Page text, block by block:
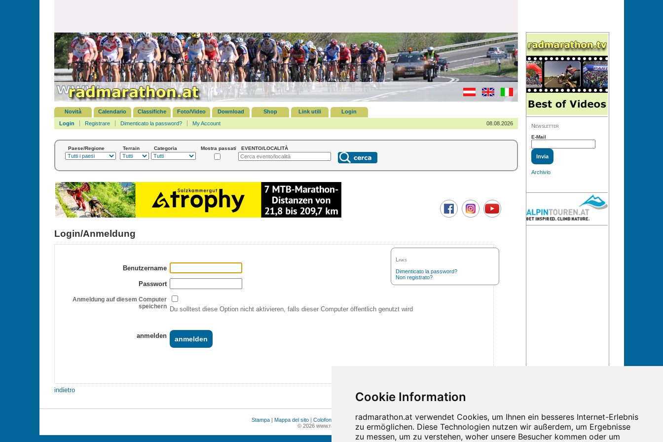
Novità Calendario Classifiche Foto/Video Download Shop Link utili
Login
Login
Registrare Dimenticato la password? My Account 08.08.2026
Paese/Regione Terrain Categoria Mostra passati EVENTO/LOCALITÀ
Login/Anmeldung
Links
Dimenticato la password?
Non registrato?
Benutzername
Passwort
Anmeldung auf diesem Computer
speichern Du solltest diese Option nicht aktivieren, falls dieser Computer öffentlich genutzt wird
anmelden
indietro
Newsletter
E-Mail
Archivio
Stampa | Mappa del sito | Colofone Privacy |Cookie Einstellungen
© 2026 www.radmarathon.at